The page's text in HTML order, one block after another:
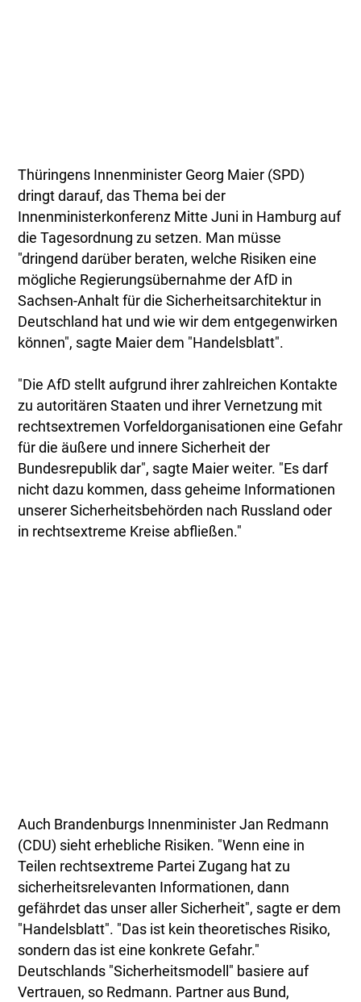
Thüringens Innenminister Georg Maier (SPD)
dringt darauf, das Thema bei der
Innenministerkonferenz Mitte Juni in Hamburg auf
die Tagesordnung zu setzen. Man müsse
"dringend darüber beraten, welche Risiken eine
mögliche Regierungsübernahme der AfD in
Sachsen-Anhalt für die Sicherheitsarchitektur in
Deutschland hat und wie wir dem entgegenwirken
können", sagte Maier dem "Handelsblatt".
"Die AfD stellt aufgrund ihrer zahlreichen Kontakte
zu autoritären Staaten und ihrer Vernetzung mit
rechtsextremen Vorfeldorganisationen eine Gefahr
für die äußere und innere Sicherheit der
Bundesrepublik dar", sagte Maier weiter. "Es darf
nicht dazu kommen, dass geheime Informationen
unserer Sicherheitsbehörden nach Russland oder
in rechtsextreme Kreise abfließen."
Auch Brandenburgs Innenminister Jan Redmann
(CDU) sieht erhebliche Risiken. "Wenn eine in
Teilen rechtsextreme Partei Zugang hat zu
sicherheitsrelevanten Informationen, dann
gefährdet das unser aller Sicherheit", sagte er dem
"Handelsblatt". "Das ist kein theoretisches Risiko,
sondern das ist eine konkrete Gefahr."
Deutschlands "Sicherheitsmodell" basiere auf
Vertrauen, so Redmann. Partner aus Bund,